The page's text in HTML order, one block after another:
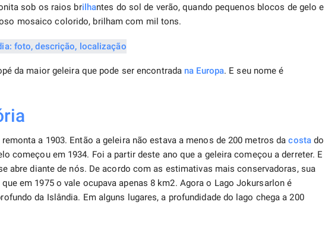
sob os raios brilhantes do sol de verão, quando pequenos blocos de gelo e
mosaico colorido, brilham com mil tons.
da maior geleira que pode ser encontrada na Europa. E seu nome é
a 1903. Então a geleira não estava a menos de 200 metros dacostado
começou em 1934. Foi a partir deste ano que a geleira começou a derreter. E
abre diante de nós. De acordo com as estimativas mais conservadoras, sua
em 1975 o vale ocupava apenas 8 km2. Agora o Lago Jokursarlon é
da Islândia. Em alguns lugares, a profundidade do lago chega a 200